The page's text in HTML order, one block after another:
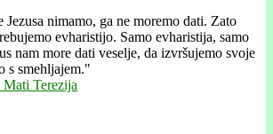
Jezusa nimamo, ga ne moremo dati. Zato
evharistijo. Samo evharistija, samo
nam more dati veselje, da izvršujemo svoje
s smehljajem."
Mati Terezija